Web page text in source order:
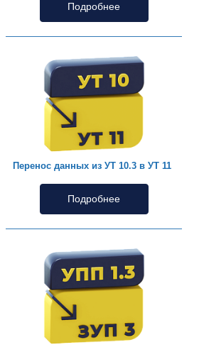
Подробнее
Перенос данных из УТ 10.3 в УТ 11
Подробнее